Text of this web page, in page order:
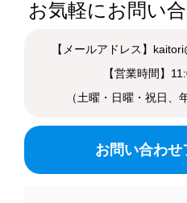
お気軽にお問い
【メールアドレス】
【営業時間】
（土曜・日曜・祝日、
お問い合わせ